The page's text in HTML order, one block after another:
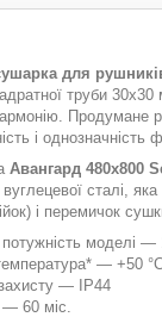
для
труби
Продумане
і однозначність
Авангард 480х800
вуглецевої сталі,
і перемичок
моделі —
— +50
— IP44
— 60 міс.